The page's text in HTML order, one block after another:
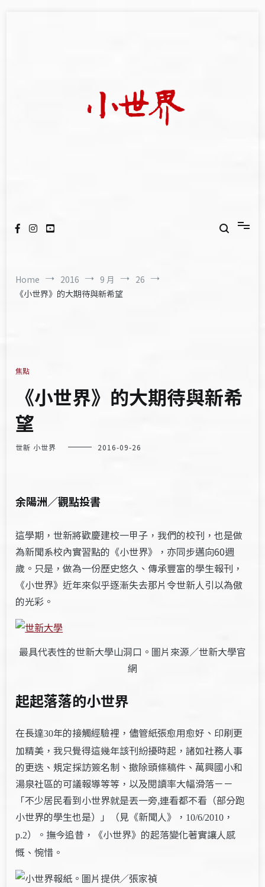
Home 2016 9 月
26
《小世界》的大期待與新希望
焦點
《小世界》的大期待與新希
望
世新 小世界 2016-09-26
余陽洲／觀點投書
這學期，世新將歡慶建校一甲子，我們的校刊，也是做
為新聞系校內實習點的《小世界》，亦同步邁向60週
歲。只是，做為一份歷史悠久、傳承豐富的學生報刊，
《小世界》近年來似乎逐漸失去那片令世新人引以為傲
的光彩。
最具代表性的世新大學山洞口。圖片來源／世新大學官
網
起起落落的小世界
在長達30年的接觸經驗裡，儘管紙張愈用愈好、印刷更
加精美，我只覺得這幾年該刊紛擾時起，諸如社務人事
的更迭、規定採訪簽名制、撤除頭條稿件、萬興國小和
湯泉社區的可議報導等等，以及閱讀率大幅滑落－－
「不少居民看到小世界就是丟一旁‚連看都不看（部分跑
小世界的學生也是）」（見《新聞人》， 10/6/2010 ，
p.2）。撫今追昔，《小世界》的起落變化著實讓人感
慨、惋惜。